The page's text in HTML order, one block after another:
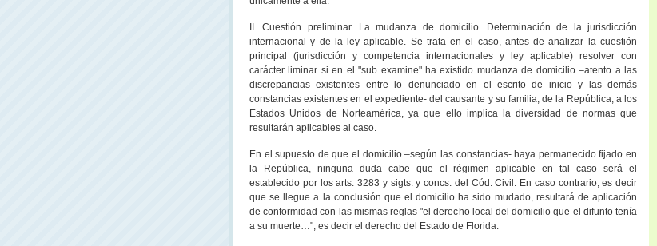
II. Cuestión preliminar. La mudanza de domicilio. Determinación de la jurisdicción
internacional y de la ley aplicable. Se trata en el caso, antes de analizar la cuestión
principal (jurisdicción y competencia internacionales y ley aplicable) resolver con
carácter liminar si en el "sub examine" ha existido mudanza de domicilio –atento a las
discrepancias existentes entre lo denunciado en el escrito de inicio y las demás
constancias existentes en el expediente- del causante y su familia, de la República, a los
Estados Unidos de Norteamérica, ya que ello implica la diversidad de normas que
resultarán aplicables al caso.
En el supuesto de que el domicilio –según las constancias- haya permanecido fijado en
la República, ninguna duda cabe que el régimen aplicable en tal caso será el
establecido por los arts. 3283 y sigts. y concs. del Cód. Civil. En caso contrario, es decir
que se llegue a la conclusión que el domicilio ha sido mudado, resultará de aplicación
de conformidad con las mismas reglas "el derecho local del domicilio que el difunto tenía
a su muerte…", es decir el derecho del Estado de Florida.